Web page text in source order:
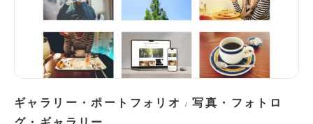
ギャラリー・ポートフォリオ /写真・フォトロ